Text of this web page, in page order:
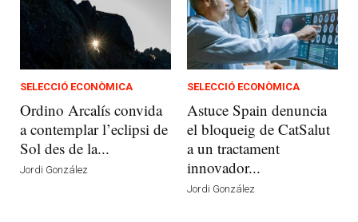
SELECCIÓ ECONÒMICA
Ordino Arcalís convida
a contemplar l’eclipsi de
Sol des de la...
Jordi González
SELECCIÓ ECONÒMICA
Astuce Spain denuncia
el bloqueig de CatSalut
a un tractament
innovador...
Jordi González